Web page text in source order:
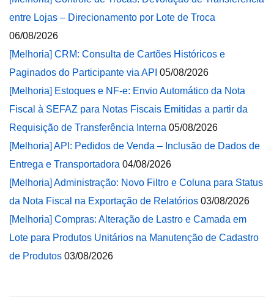
entre Lojas – Direcionamento por Lote de Troca
06/08/2026
[Melhoria] CRM: Consulta de Cartões Históricos e
Paginados do Participante via API 05/08/2026
[Melhoria] Estoques e NF-e: Envio Automático da Nota
Fiscal à SEFAZ para Notas Fiscais Emitidas a partir da
Requisição de Transferência Interna 05/08/2026
[Melhoria] API: Pedidos de Venda – Inclusão de Dados de
Entrega e Transportadora 04/08/2026
[Melhoria] Administração: Novo Filtro e Coluna para Status
da Nota Fiscal na Exportação de Relatórios 03/08/2026
[Melhoria] Compras: Alteração de Lastro e Camada em
Lote para Produtos Unitários na Manutenção de Cadastro
de Produtos 03/08/2026